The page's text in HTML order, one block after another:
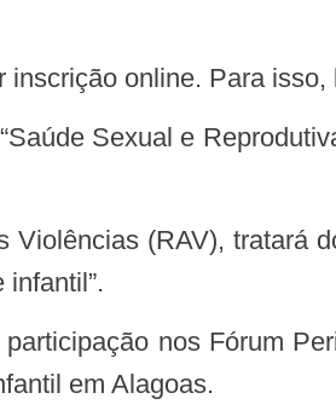
inscrição online. Para
em Alagoas.